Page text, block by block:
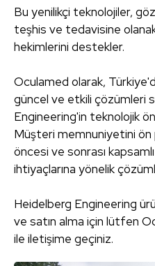
Bu yenilikçi teknolojiler,
teşhis ve tedavisine
hekimlerini destekler.
Oculamed olarak,
güncel ve etkili çözümleri
Engineering'in teknolojik
Müşteri memnuniyetini ön
öncesi ve sonrası
ihtiyaçlarına yönelik
Heidelberg Engineering
ve satın alma için lütfen
ile iletişime geçiniz.